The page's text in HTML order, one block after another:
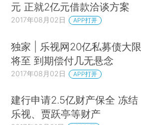
元 正就2亿元借款洽谈方案
2017年08月02日 APP打开
独家 | 乐视网20亿私募债大限
将至 到期偿付几无悬念
2017年08月02日 APP打开
建行申请2.5亿财产保全 冻结
乐视、贾跃亭等财产